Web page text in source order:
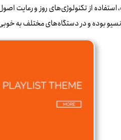
استفاده از تکنولوژی‌های روز و رعایت
بوده و در دستگاه‌های مختلف به